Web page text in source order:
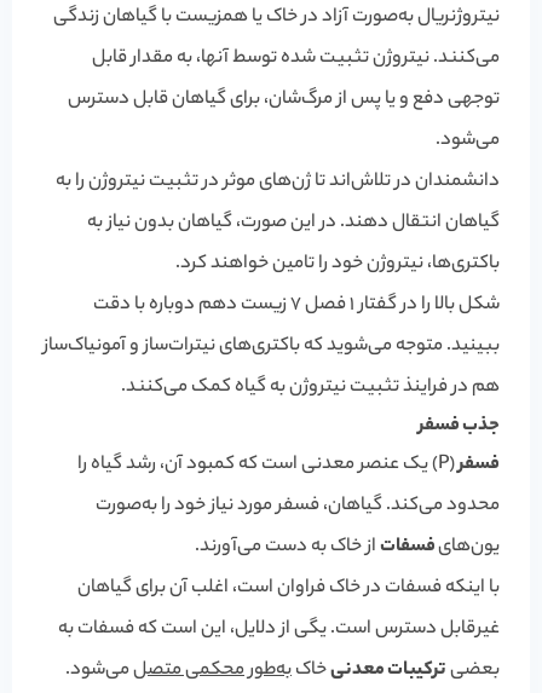
نیتروژنريال به‌صورت آزاد در خاک یا همزیست با گیاهان زندگی
می‌کنند. نیتروژن تثبیت شده توسط آنها، به مقدار قابل
توجهی دفع و یا پس از مرگ‌شان، برای گیاهان قابل دسترس
می‌شود.
دانشمندان در تلاش‌اند تا ژن‌های موثر در تثبیت نیتروژن را به
گیاهان انتقال دهند. در این صورت، گیاهان بدون نیاز به
باکتری‌ها، نیتروژن خود را تامین خواهند کرد.
شکل بالا را در گفتار 1 فصل 7 زیست دهم دوباره با دقت
ببینید. متوجه می‌شوید که باکتری‌های نیترات‌ساز و آمونیاک‌ساز
هم در فراینذ تثبیت نیتروژن به گیاه کمک می‌کنند.
جذب فسفر
فسفر
(P) یک عنصر معدنی است که کمبود آن، رشد گیاه را
محدود می‌کند. گیاهان، فسفر مورد نیاز خود را به‌صورت
یون‌هایفسفاتاز خاک به دست می‌آورند.
با اینکه فسفات در خاک فراوان است، اغلب آن برای گیاهان
غیرقابل دسترس است. یگی از دلایل، این است که فسفات به
بعضیترکیبات معدنیخاکبه‌طور محکمی متصلمی‌شود.